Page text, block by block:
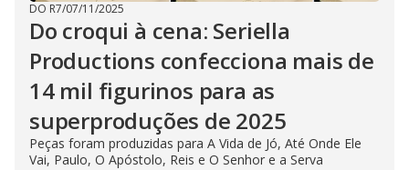
DO R7/07/11/2025
Do croqui à cena: Seriella
Productions confecciona mais de
14 mil figurinos para as
superproduções de 2025
Peças foram produzidas para A Vida de Jó, Até Onde Ele
Vai, Paulo, O Apóstolo, Reis e O Senhor e a Serva